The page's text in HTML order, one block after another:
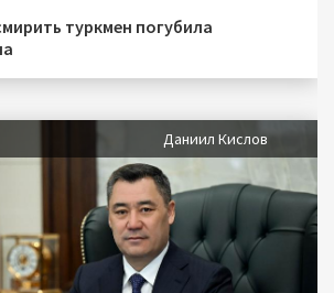
туркмен погубила
Даниил Кислов